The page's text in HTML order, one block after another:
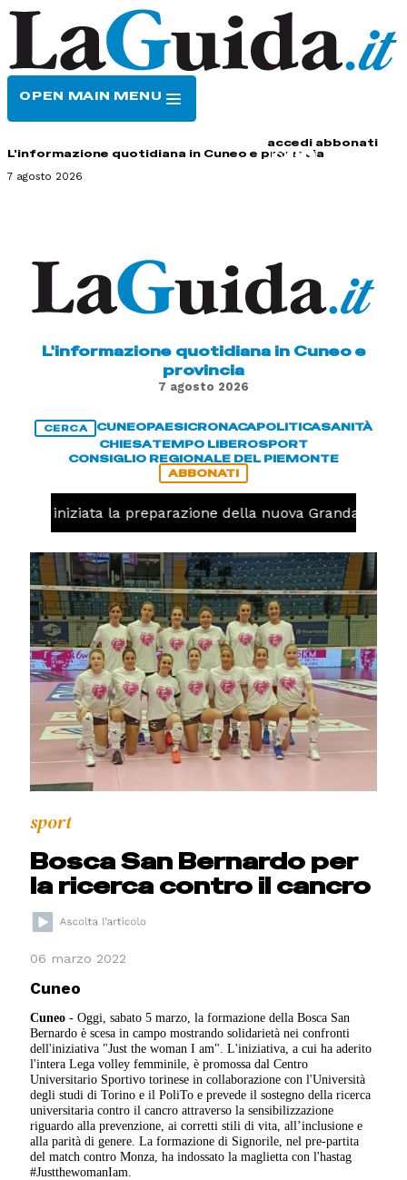
OPEN MAIN MENU
accedi abbonati
L'informazione quotidiana in Cuneo e provincia
7 agosto 2026
L'informazione quotidiana in Cuneo e
provincia
7 agosto 2026
CERCA CUNEOPAESICRONACAPOLITICASANITÀ
CHIESATEMPO LIBEROSPORT
CONSIGLIO REGIONALE DEL PIEMONTE
ABBONATI
iniziata la preparazione della nuova Granda Volley
sport
Bosca San Bernardo per
la ricerca contro il cancro
06 marzo 2022
Cuneo
Cuneo - Oggi, sabato 5 marzo, la formazione della Bosca San
Bernardo è scesa in campo mostrando solidarietà nei confronti
dell'iniziativa "Just the woman I am". L'iniziativa, a cui ha aderito
l'intera Lega volley femminile, è promossa dal Centro
Universitario Sportivo torinese in collaborazione con l'Università
degli studi di Torino e il PoliTo e prevede il sostegno della ricerca
universitaria contro il cancro attraverso la sensibilizzazione
riguardo alla prevenzione, ai corretti stili di vita, all’inclusione e
alla parità di genere. La formazione di Signorile, nel pre-partita
del match contro Monza, ha indossato la maglietta con l'hastag
#JustthewomanIam.